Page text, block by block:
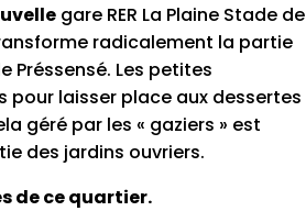
gare RER La Plaine Stade de
radicalement la partie
Préssensé. Les petites
pour laisser place aux dessertes
géré par les « gaziers » est
des jardins ouvriers.
de ce quartier.